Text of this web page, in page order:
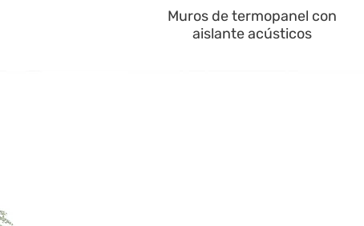
Muros de termopanel con
aislante acústicos